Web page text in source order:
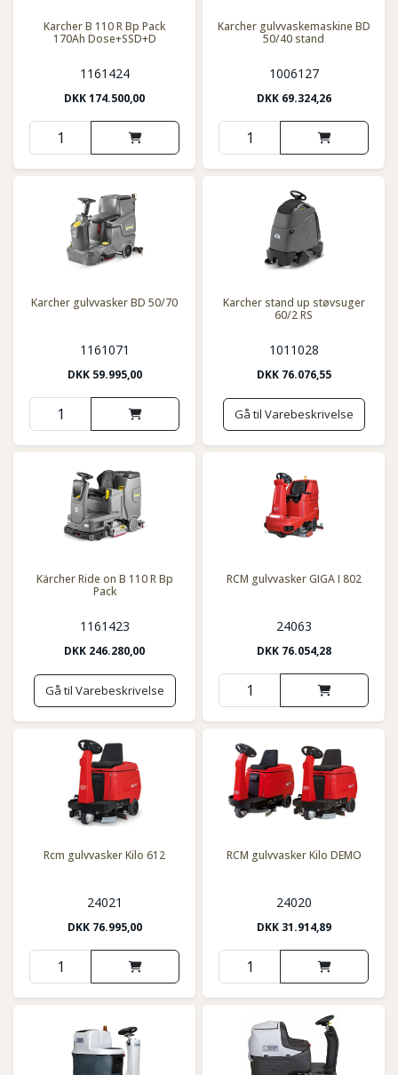
Karcher B 110 R Bp Pack
170Ah Dose+SSD+D
1161424
DKK174.500,00
Karcher gulvvaskemaskine BD
50/40 stand
1006127
DKK 69.324,26
Karcher gulvvasker BD 50/70
1161071
DKK 59.995,00
Karcher stand up støvsuger
60/2 RS
1011028
DKK 76.076,55
Gå til Varebeskrivelse
Kärcher Ride on B 110 R Bp
Pack
1161423
DKK 246.280,00
Gå til Varebeskrivelse
RCM gulvvasker GIGA I 802
24063
DKK 76.054,28
Rcm gulvvasker Kilo 612
24021
DKK 76.995,00
RCM gulvvasker Kilo DEMO
24020
DKK 31.914,89